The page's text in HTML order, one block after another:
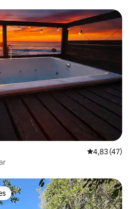
4,83 de uma
4,83 (47)